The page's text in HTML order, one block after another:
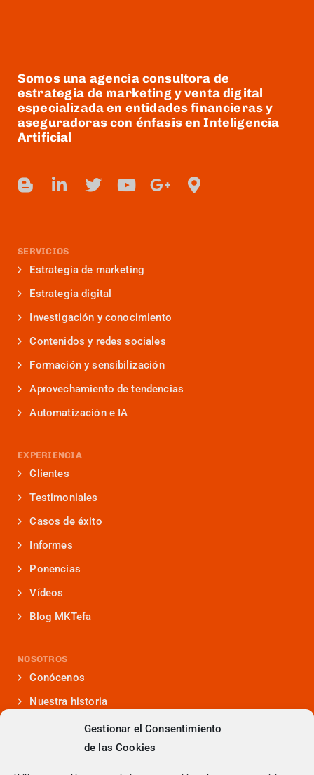
Gestionar el Consentimiento
de las Cookies
Somos una agencia consultora de
estrategia de marketing y venta digital
especializada en entidades financieras y
aseguradoras con énfasis en Inteligencia
Artificial
SERVICIOS
Estrategia de marketing
Estrategia digital
Investigación y conocimiento
Contenidos y redes sociales
Formación y sensibilización
Aprovechamiento de tendencias
Automatización e IA
EXPERIENCIA
Clientes
Testimoniales
Casos de éxito
Informes
Ponencias
Vídeos
Blog MKTefa
NOSOTROS
Conócenos
Nuestra historia
Iniciativas que lideramos
Noticias y eventos